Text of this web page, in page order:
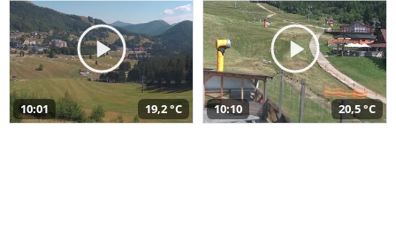
10:01 19,2 °C 10:10 20,5 °C